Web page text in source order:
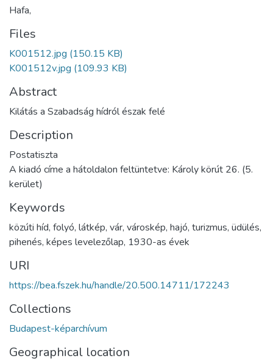
Hafa,
Files
K001512.jpg (150.15 KB)
K001512v.jpg (109.93 KB)
Abstract
Kilátás a Szabadság hídról észak felé
Description
Postatiszta
A kiadó címe a hátoldalon feltüntetve: Károly körút 26. (5.
kerület)
Keywords
közúti híd, folyó, látkép, vár, városkép, hajó, turizmus, üdülés,
pihenés, képes levelezőlap, 1930-as évek
URI
https://bea.fszek.hu/handle/20.500.14711/172243
Collections
Budapest-képarchívum
Geographical location